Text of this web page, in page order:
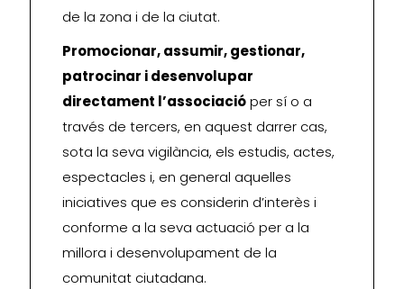
de la zona i de la ciutat.
Promocionar, assumir, gestionar,
patrocinar i desenvolupar
directament l’associacióper sí o a
través de tercers, en aquest darrer cas,
sota la seva vigilància, els estudis, actes,
espectacles i, en general aquelles
iniciatives que es considerin d’interès i
conforme a la seva actuació per a la
millora i desenvolupament de la
comunitat ciutadana.